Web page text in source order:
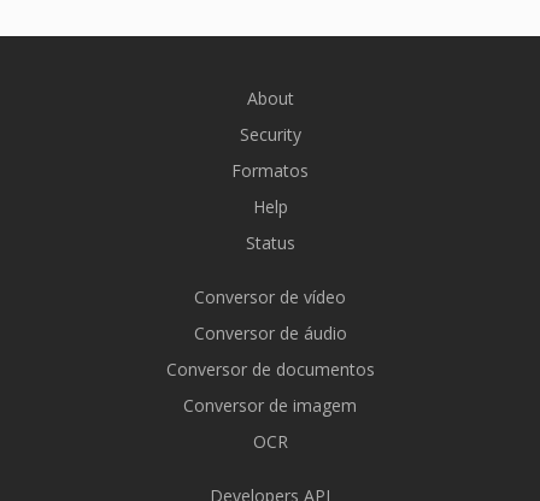
About
Security
Formatos
Help
Status
Conversor de vídeo
Conversor de áudio
Conversor de documentos
Conversor de imagem
OCR
Developers API